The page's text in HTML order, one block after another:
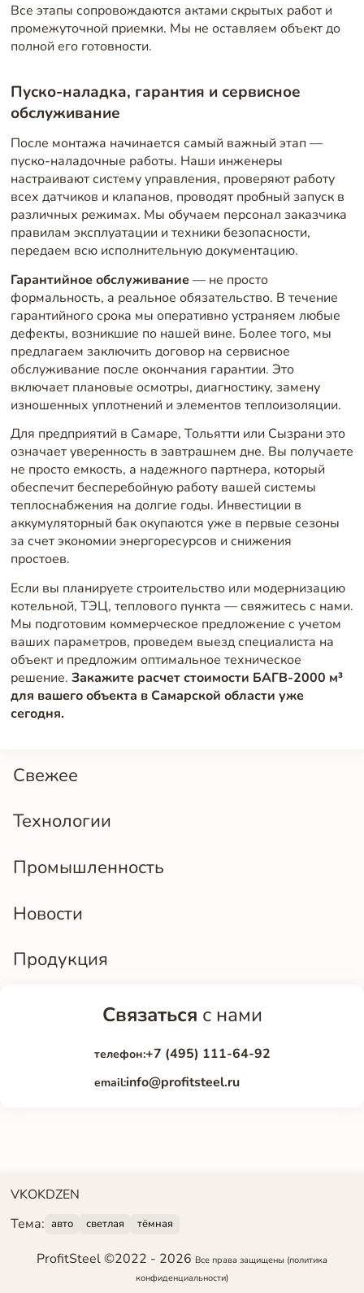
Свежее
Технологии
Промышленность
Новости
Продукция
Все этапы сопровождаются актами скрытых работ и
промежуточной приемки. Мы не оставляем объект до
полной его готовности.
Пуско-наладка, гарантия и сервисное
обслуживание
После монтажа начинается самый важный этап —
пуско-наладочные работы. Наши инженеры
настраивают систему управления, проверяют работу
всех датчиков и клапанов, проводят пробный запуск в
различных режимах. Мы обучаем персонал заказчика
правилам эксплуатации и техники безопасности,
передаем всю исполнительную документацию.
Гарантийное обслуживание— не просто
формальность, а реальное обязательство. В течение
гарантийного срока мы оперативно устраняем любые
дефекты, возникшие по нашей вине. Более того, мы
предлагаем заключить договор на сервисное
обслуживание после окончания гарантии. Это
включает плановые осмотры, диагностику, замену
изношенных уплотнений и элементов теплоизоляции.
Для предприятий в Самаре, Тольятти или Сызрани это
означает уверенность в завтрашнем дне. Вы получаете
не просто емкость, а надежного партнера, который
обеспечит бесперебойную работу вашей системы
теплоснабжения на долгие годы. Инвестиции в
аккумуляторный бак окупаются уже в первые сезоны
за счет экономии энергоресурсов и снижения
простоев.
Если вы планируете строительство или модернизацию
котельной, ТЭЦ, теплового пункта — свяжитесь с нами.
Мы подготовим коммерческое предложение с учетом
ваших параметров, проведем выезд специалиста на
объект и предложим оптимальное техническое
решение. Закажите расчет стоимости БАГВ-2000 м³
для вашего объекта в Самарской области уже
сегодня.
Связаться с нами
телефон:+7 (495) 111-64-92
email:info@profitsteel.ru
VKOKDZEN
Тема: авто светлая тёмная
ProfitSteel ©2022 - 2026 Все права защищены (политика
конфиденциальности)